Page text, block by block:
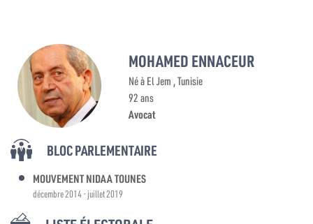
MOHAMED ENNACEUR
Né à El Jem , Tunisie
92 ans
Avocat
BLOC PARLEMENTAIRE
MOUVEMENT NIDAA TOUNES
décembre 2014 - juillet 2019